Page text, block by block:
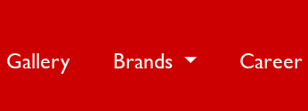
Gallery Brands Career